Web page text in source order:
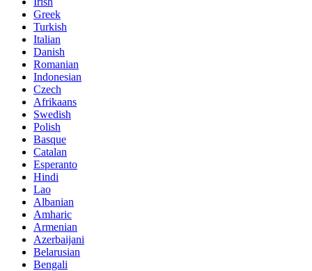
Greek
Turkish
Italian
Danish
Romanian
Indonesian
Czech
Afrikaans
Swedish
Polish
Basque
Catalan
Esperanto
Hindi
Lao
Albanian
Amharic
Armenian
Azerbaijani
Belarusian
Bengali